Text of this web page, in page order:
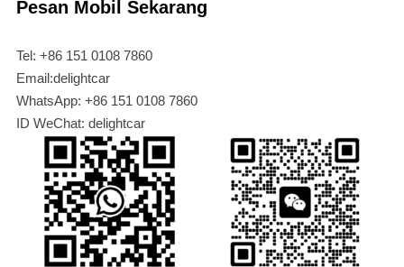
Pesan Mobil Sekarang
Tel: +86 151 0108 7860
Email:delightcar
WhatsApp: +86 151 0108 7860
ID WeChat: delightcar